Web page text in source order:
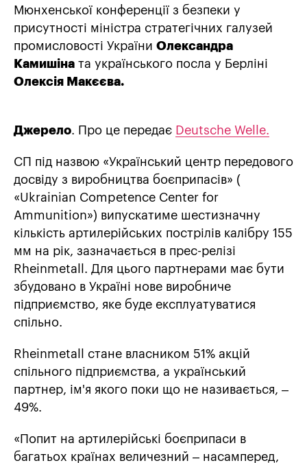
Мюнхенської конференції з безпеки у
присутності міністра стратегічних галузей
промисловості України Олександра
Камишіна та українського посла у Берліні
Олексія Макєєва.
Джерело. Про це передає Deutsche Welle.
СП під назвою «Український центр передового
досвіду з виробництва боєприпасів» (
«Ukrainian Competence Center for
Ammunition») випускатиме шестизначну
кількість артилерійських пострілів калібру 155
мм на рік, зазначається в прес-релізі
Rheinmetall. Для цього партнерами має бути
збудовано в Україні нове виробниче
підприємство, яке буде експлуатуватися
спільно.
Rheinmetall стане власником 51% акцій
спільного підприємства, а український
партнер, ім'я якого поки що не називається, –
49%.
«Попит на артилерійські боєприпаси в
багатьох країнах величезний – насамперед,